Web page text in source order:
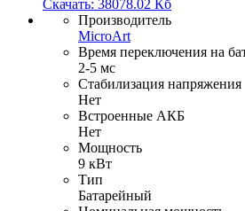
Скачать: 38078.02 Кб
Производитель
MicroArt
Время переключения на
2-5 мс
Стабилизация напряжения
Нет
Встроенные АКБ
Нет
Мощность
9 кВт
Тип
Батарейный